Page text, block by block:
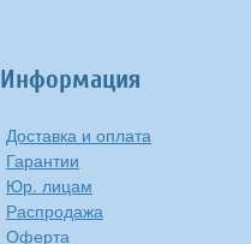
Информация
Доставка и оплата
Гарантии
Юр. лицам
Распродажа
Оферта